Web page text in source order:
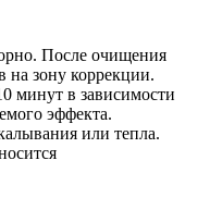
После очищения
на зону коррекции.
минут в зависимости
эффекта.
или тепла.